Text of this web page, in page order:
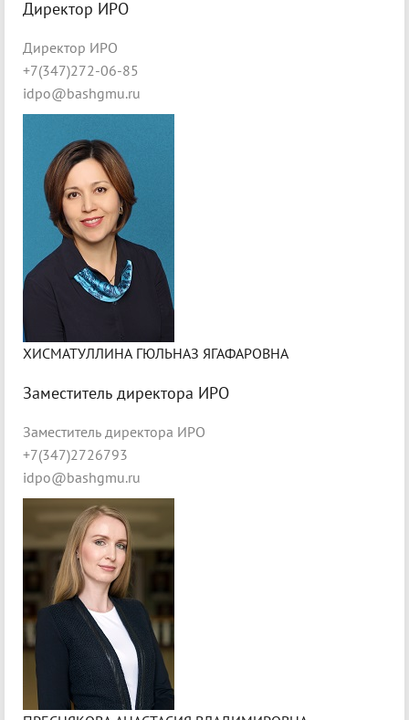
Директор ИРО
Директор ИРО
+7(347)272-06-85
idpo@bashgmu.ru
ХИСМАТУЛЛИНА ГЮЛЬНАЗ ЯГАФАРОВНА
Заместитель директора ИРО
Заместитель директора ИРО
+7(347)2726793
idpo@bashgmu.ru